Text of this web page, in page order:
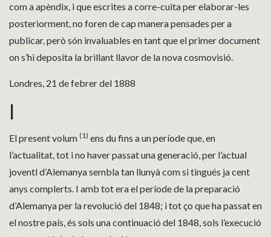
com a apèndix, i que escrites a corre-cuita per elaborar-les
posteriorment, no foren de cap manera pensades per a
publicar, però són invaluables en tant que el primer document
on s’hi deposita la brillant llavor de la nova cosmovisió.
Londres, 21 de febrer del 1888
I
El present volum (1) ens du fins a un període que, en
l’actualitat, tot i no haver passat una generació, per l’actual
joventl d’Alemanya sembla tan llunyà com si tingués ja cent
anys complerts. I amb tot era el període de la preparació
d’Alemanya per la revolució del 1848; i tot ço que ha passat en
el nostre país, és sols una continuació del 1848, sols l’execució